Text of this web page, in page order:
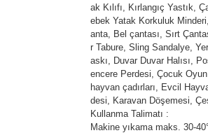
ak Kılıfı, Kırlangıç Yastık,
ebek Yatak Korkuluk
anta, Bel çantası, Sırt
r Tabure, Sling Sandalye,
askı, Duvar Duvar Halısı,
encere Perdesi, Çocuk
hayvan çadırları, Evcil
desi, Karavan Döşemesi,
Kullanma Talimatı :
Makine yıkama maks. 30-